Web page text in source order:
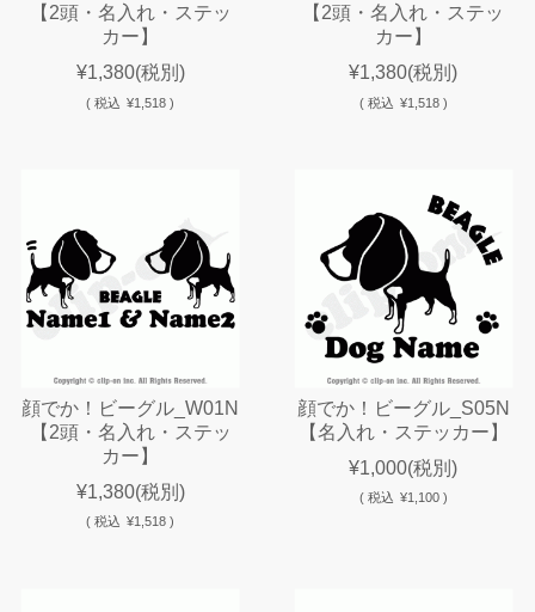
【2頭・名入れ・ステッ
カー】
¥1,380(税別)
(税込 ¥1,518 )
【2頭・名入れ・ステッ
カー】
¥1,380(税別)
( 税込 ¥1,518 )
顔でか！ビーグル_W01N
【2頭・名入れ・ステッ
カー】
¥1,380(税別)
(税込 ¥1,518 )
顔でか！ビーグル_S05N
【名入れ・ステッカー】
¥1,000(税別)
( 税込 ¥1,100 )